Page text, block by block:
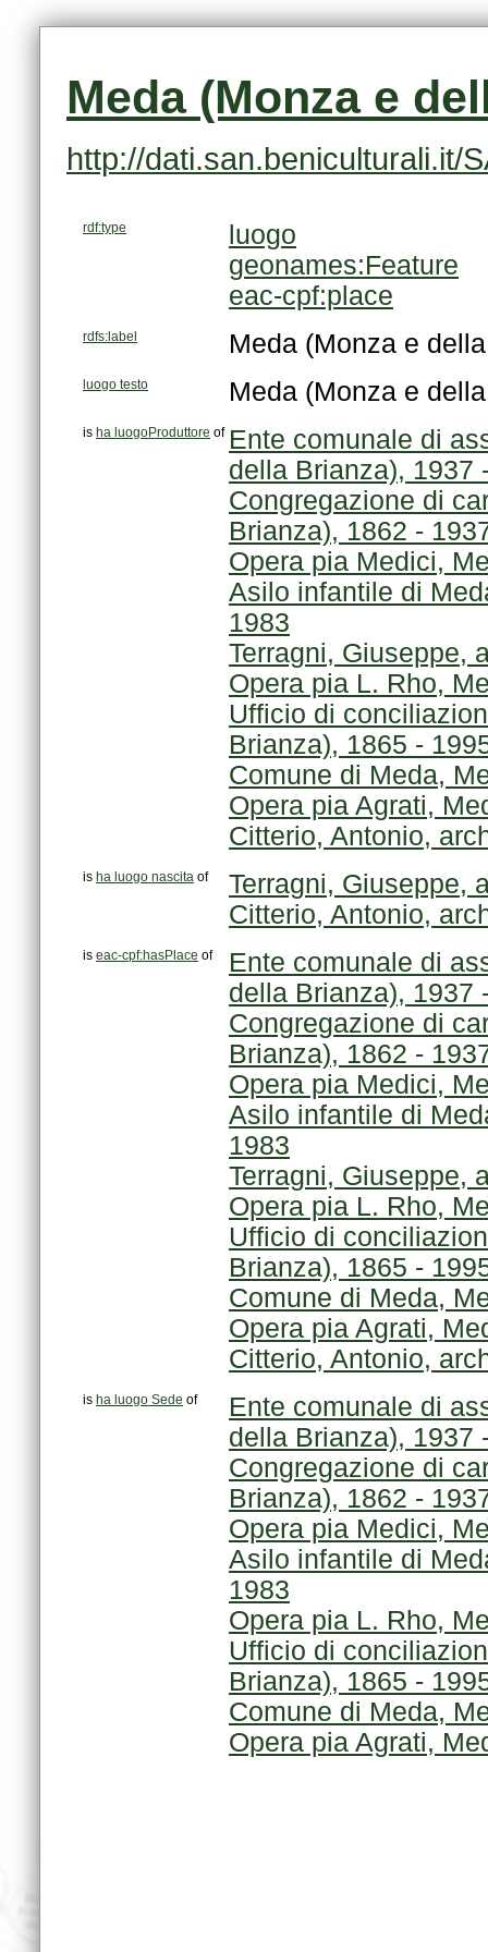
Meda (Monza e
http://dati.san.beniculturali.it/
rdf:type
luogo
geonames:Feature
eac-cpf:place
rdfs:label Meda (Monza e
luogo testo Meda (Monza e
is ha luogoProduttore of
della Brianza), 1937
Brianza), 1862 -
Opera pia Medici,
1983
Terragni, Giuseppe,
Opera pia L. Rho,
Brianza), 1865 -
Comune di Meda,
Opera pia Agrati,
Citterio, Antonio,
is ha luogo nascita of
Terragni, Giuseppe,
Citterio, Antonio,
is eac-cpf:hasPlace of
della Brianza), 1937
Brianza), 1862 -
Opera pia Medici,
1983
Terragni, Giuseppe,
Opera pia L. Rho,
Brianza), 1865 -
Comune di Meda,
Opera pia Agrati,
Citterio, Antonio,
is ha luogo Sede of
della Brianza), 1937
Brianza), 1862 -
Opera pia Medici,
1983
Opera pia L. Rho,
Brianza), 1865 -
Comune di Meda,
Opera pia Agrati,